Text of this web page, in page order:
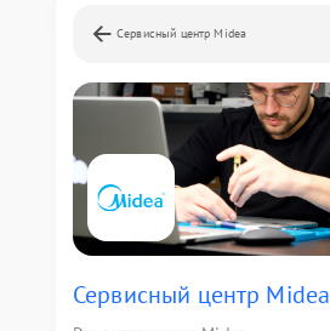
Сервисный центр Midea
Сервисный центр Midea